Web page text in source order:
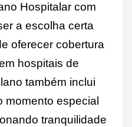
Hospitalar com
a escolha certa
oferecer cobertura
hospitais de
também inclui
momento especial
tranquilidade